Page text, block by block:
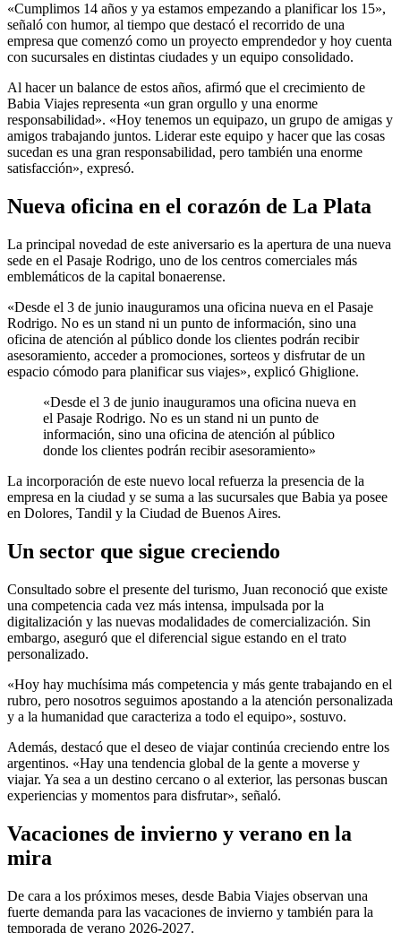
«Cumplimos 14 años y ya estamos empezando a planificar los 15»,
señaló con humor, al tiempo que destacó el recorrido de una
empresa que comenzó como un proyecto emprendedor y hoy cuenta
con sucursales en distintas ciudades y un equipo consolidado.
Al hacer un balance de estos años, afirmó que el crecimiento de
Babia Viajes representa «un gran orgullo y una enorme
responsabilidad». «Hoy tenemos un equipazo, un grupo de amigas y
amigos trabajando juntos. Liderar este equipo y hacer que las cosas
sucedan es una gran responsabilidad, pero también una enorme
satisfacción», expresó.
Nueva oficina en el corazón de La Plata
La principal novedad de este aniversario es la apertura de una nueva
sede en el Pasaje Rodrigo, uno de los centros comerciales más
emblemáticos de la capital bonaerense.
«Desde el 3 de junio inauguramos una oficina nueva en el Pasaje
Rodrigo. No es un stand ni un punto de información, sino una
oficina de atención al público donde los clientes podrán recibir
asesoramiento, acceder a promociones, sorteos y disfrutar de un
espacio cómodo para planificar sus viajes», explicó Ghiglione.
«Desde el 3 de junio inauguramos una oficina nueva en
el Pasaje Rodrigo. No es un stand ni un punto de
información, sino una oficina de atención al público
donde los clientes podrán recibir asesoramiento»
La incorporación de este nuevo local refuerza la presencia de la
empresa en la ciudad y se suma a las sucursales que Babia ya posee
en Dolores, Tandil y la Ciudad de Buenos Aires.
Un sector que sigue creciendo
Consultado sobre el presente del turismo, Juan reconoció que existe
una competencia cada vez más intensa, impulsada por la
digitalización y las nuevas modalidades de comercialización. Sin
embargo, aseguró que el diferencial sigue estando en el trato
personalizado.
«Hoy hay muchísima más competencia y más gente trabajando en el
rubro, pero nosotros seguimos apostando a la atención personalizada
y a la humanidad que caracteriza a todo el equipo», sostuvo.
Además, destacó que el deseo de viajar continúa creciendo entre los
argentinos. «Hay una tendencia global de la gente a moverse y
viajar. Ya sea a un destino cercano o al exterior, las personas buscan
experiencias y momentos para disfrutar», señaló.
Vacaciones de invierno y verano en la
mira
De cara a los próximos meses, desde Babia Viajes observan una
fuerte demanda para las vacaciones de invierno y también para la
temporada de verano 2026-2027.